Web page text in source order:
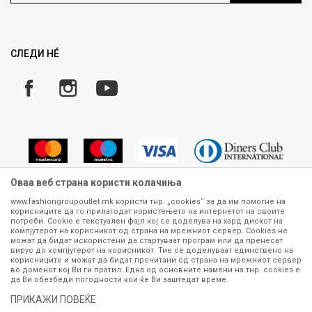
Замена и рефундација на производи
Плаќање
СЛЕДИ НÉ
Сите информации околу производите кои се изложени на нашата
онлајн продавница се стремиме да бидат конкретни, точни и прецизни,
меѓутоа не можеме да гарантираме дека се без ниту една грешка или
пак дека сите производи во моментот се достапни на залиха.
Фотографиите се најверодостојниот приказ на производот. Доколку
дојде до потреба за замена на производ или рефундација, процедурата
контактирајте не на телефонскиот број 070 275 363 или на е-
Оваа веб страна користи колачиња
www.fashiongroupoutlet.mk користи тнр. „cookies“ за да им помогне на
корисниците да го прилагодат користењето на интернетот на своите
потреби. Cookie е текстуален фајл кој се доделува на хард дискот на
компјутерот на корисникот од страна на мрежниот сервер. Cookies не
можат да бидат искористени да стартуваат програм или да пренесат
вирус до компјутерот на корисникот. Тие се доделуваат единствено на
корисниците и можат да бидат прочитани од страна на мрежниот сервер
во доменот кој Ви ги пратил. Една од основните намени на тнр. сookies е
да Ви обезбеди погодности кои ќе Ви заштедат време.
ПРИКАЖИ ПОВЕЌЕ